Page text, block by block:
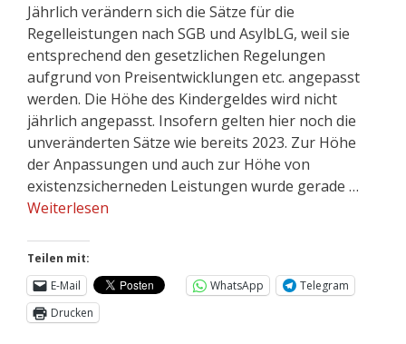
Jährlich verändern sich die Sätze für die
Regelleistungen nach SGB und AsylbLG, weil sie
entsprechend den gesetzlichen Regelungen
aufgrund von Preisentwicklungen etc. angepasst
werden. Die Höhe des Kindergeldes wird nicht
jährlich angepasst. Insofern gelten hier noch die
unveränderten Sätze wie bereits 2023. Zur Höhe
der Anpassungen und auch zur Höhe von
existenzsicherneden Leistungen wurde gerade …
Weiterlesen
Teilen mit:
E-Mail
WhatsApp
Telegram
Drucken